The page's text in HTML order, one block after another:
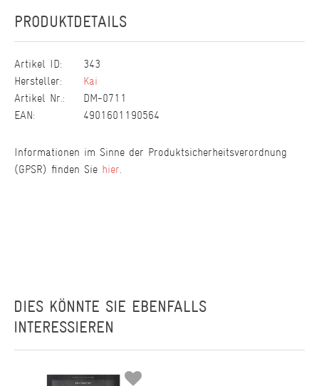
PRODUKTDETAILS
Artikel ID:
343
Hersteller:
Kai
Artikel Nr.:
DM-0711
EAN:
4901601190564
Informationen im Sinne der Produktsicherheitsverordnung
(GPSR) finden Sie hier.
DIES KÖNNTE SIE EBENFALLS
INTERESSIEREN